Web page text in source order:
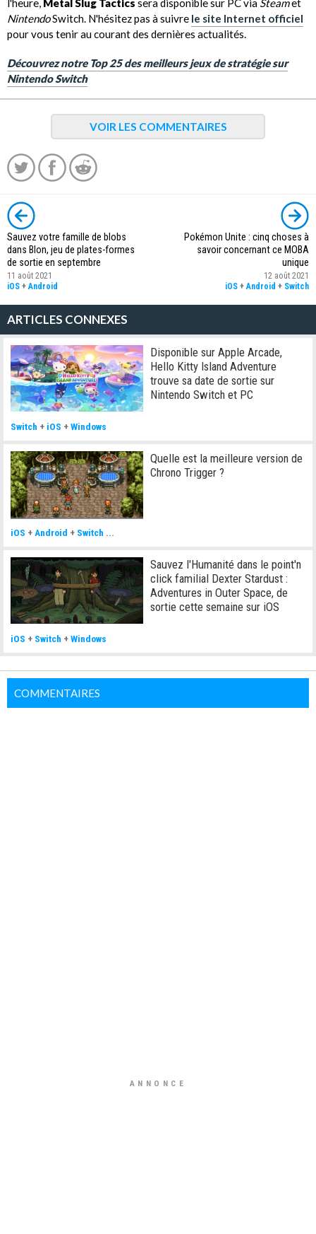
l'heure, Metal Slug Tactics sera disponible sur PC via Steamet
NintendoSwitch. N'hésitez pas à suivre le site Internet officiel
pour vous tenir au courant des dernières actualités.
Découvrez notre Top 25 des meilleurs jeux de stratégie sur
Nintendo Switch
VOIR LES COMMENTAIRES
Sauvez votre famille de blobs
dans Blon, jeu de plates-formes
de sortie en septembre
11 août 2021
iOS +Android
Pokémon Unite : cinq choses à
savoir concernant ce MOBA
unique
12 août 2021
iOS +Android + Switch
ARTICLES CONNEXES
Disponible sur Apple Arcade,
Hello Kitty Island Adventure
trouve sa date de sortie sur
Nintendo Switch et PC
Switch + iOS +Windows
Quelle est la meilleure version de
Chrono Trigger ?
iOS + Android + Switch ...
Sauvez l'Humanité dans le point'n
click familial Dexter Stardust :
Adventures in Outer Space, de
sortie cette semaine sur iOS
iOS + Switch +Windows
COMMENTAIRES
ANNONCE